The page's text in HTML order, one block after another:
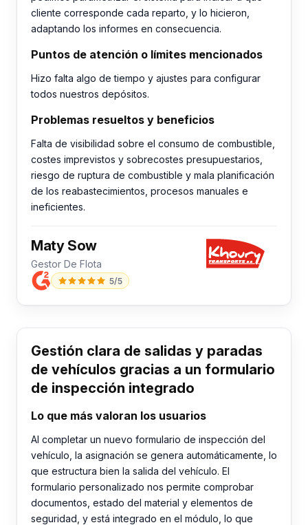
cliente corresponde cada reparto, y lo hicieron,
adaptando los informes en consecuencia.
Puntos de atención o límites mencionados
Hizo falta algo de tiempo y ajustes para configurar
todos nuestros depósitos.
Problemas resueltos y beneficios
Falta de visibilidad sobre el consumo de combustible,
costes imprevistos y sobrecostes presupuestarios,
riesgo de ruptura de combustible y mala planificación
de los reabastecimientos, procesos manuales e
ineficientes.
Maty Sow
Gestor De Flota
5/5
Gestión clara de salidas y paradas
de vehículos gracias a un formulario
de inspección integrado
Lo que más valoran los usuarios
Al completar un nuevo formulario de inspección del
vehículo, la asignación se genera automáticamente, lo
que estructura bien la salida del vehículo. El
formulario personalizado nos permite comprobar
documentos, estado del material y elementos de
seguridad, y está integrado en el módulo, lo que